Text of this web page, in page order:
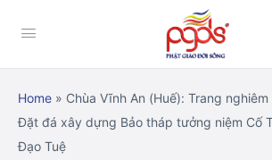
Home » Chùa Vĩnh An (Huế): Trang
Đặt đá xây dựng Bảo tháp tưởng niệm Cố
Đạo Tuệ